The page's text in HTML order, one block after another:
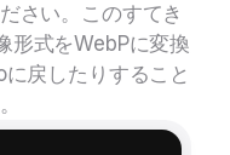
さい。このすてき
形式をWebPに変換
戻したりすること